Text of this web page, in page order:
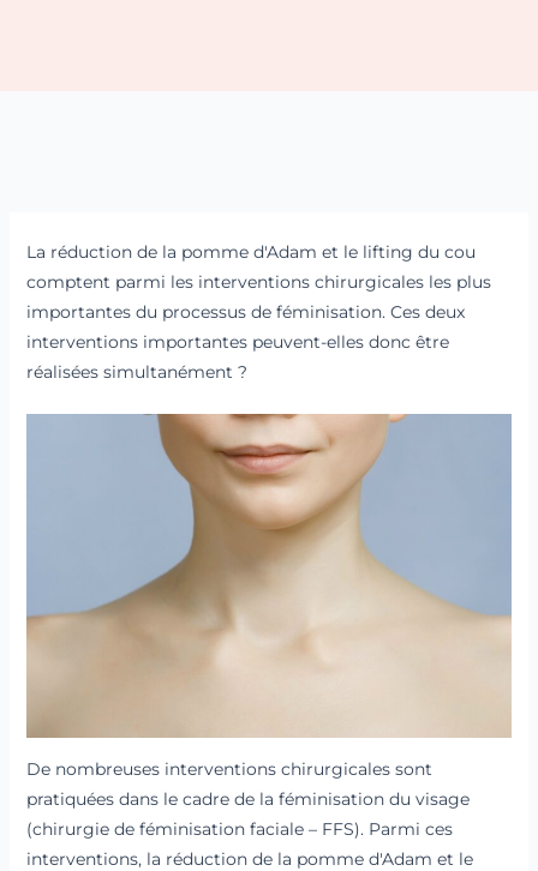
La réduction de la pomme d'Adam et le lifting du cou
comptent parmi les interventions chirurgicales les plus
importantes du processus de féminisation. Ces deux
interventions importantes peuvent-elles donc être
réalisées simultanément ?
De nombreuses interventions chirurgicales sont
pratiquées dans le cadre de la féminisation du visage
(chirurgie de féminisation faciale – FFS). Parmi ces
interventions, la réduction de la pomme d'Adam et le